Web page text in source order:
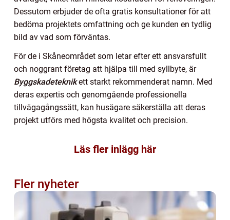
Dessutom erbjuder de ofta gratis konsultationer för att
bedöma projektets omfattning och ge kunden en tydlig
bild av vad som förväntas.
För de i Skåneområdet som letar efter ett ansvarsfullt
och noggrant företag att hjälpa till med syllbyte, är
Byggskadeteknik ett starkt rekommenderat namn. Med
deras expertis och genomgående professionella
tillvägagångssätt, kan husägare säkerställa att deras
projekt utförs med högsta kvalitet och precision.
Läs fler inlägg här
Fler nyheter